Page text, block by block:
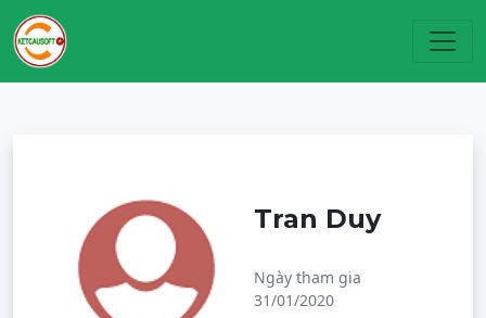
Tran Duy
Ngày tham gia
31/01/2020